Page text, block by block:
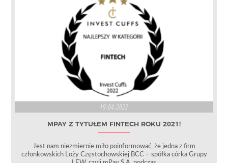
19.04.2022
MPAY Z TYTUŁEM FINTECH ROKU 2021!
Jest nam niezmiernie miło poinformować, że jedna z firm
członkowskich Loży Częstochowskiej BCC – spółka córka Grupy